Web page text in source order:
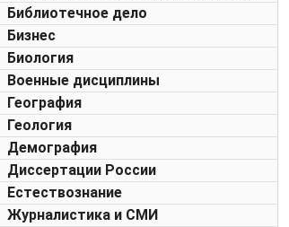
Библиотечное дело
Бизнес
Биология
Военные дисциплины
География
Геология
Демография
Диссертации России
Естествознание
Журналистика и СМИ